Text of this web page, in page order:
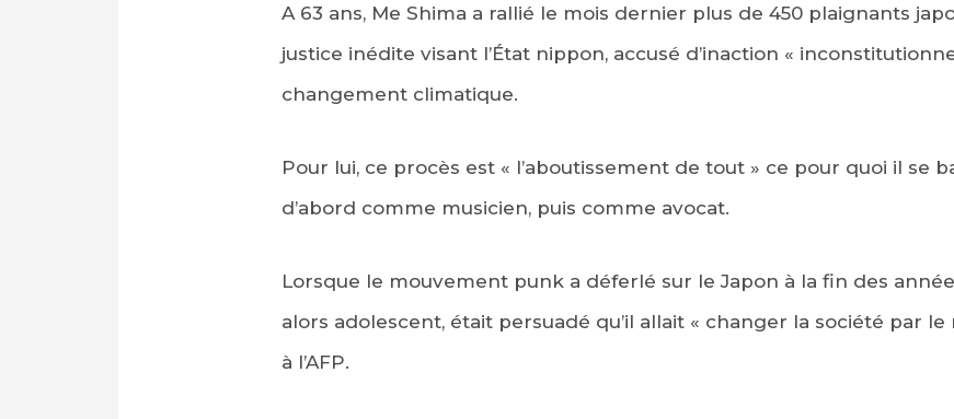
A 63 ans, Me Shima a rallié le mois dernier plus de 450 plaignants
justice inédite visant l’État nippon, accusé d’inaction «
changement climatique.
Pour lui, ce procès est « l’aboutissement de tout » ce pour quoi il se
d’abord comme musicien, puis comme avocat.
Lorsque le mouvement punk a déferlé sur le Japon à la fin des
alors adolescent, était persuadé qu’il allait « changer la société par le
à l’AFP.